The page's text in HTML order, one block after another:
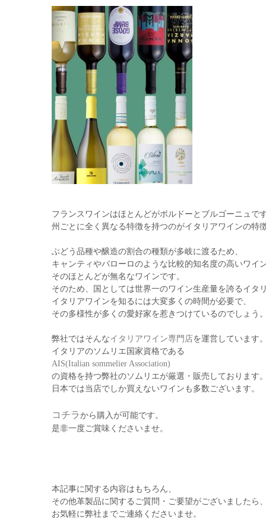
フランスワインはほとんどがボルドーとブルゴーニュです
州ごとに全く異なる特徴を持つのがイタリアワインの特徴
ぶどう品種や醸造の割合の種類が多岐に渡るため、
キャンティやバローロのような比較的知名度の高いワイ
そのほとんどが無名なワインです。
そのため、国としては世界一のワイン生産量を誇るイタ
イタリアワインを知るには大変多くの時間が必要で、
その多様性が多くの愛好家を惹きつけているのでしょう。
弊社ではそんなイタリアワイン専門店を運営しています。
イタリアのソムリエ国家資格である
AIS(Italian sommelier Association)
の資格を持つ弊社のソムリエが厳選・販売しております。
日本では当店でしか買えないワインも多数ございます。
コチラから購入が可能です。
是非一度ご賞味くださいませ。
本記事に関する内容はもちろん、
その他革製品に関するご質問・ご要望がございましたら、
お気軽に弊社までご連絡くださいませ。